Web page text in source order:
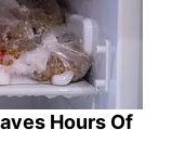
Hours Of